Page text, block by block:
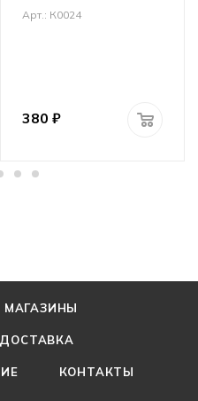
Арт.: К0024
380 ₽
МАГАЗИНЫ
КОНТАКТЫ